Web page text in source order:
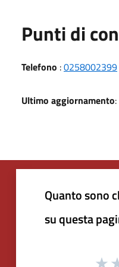
Punti di
Telefono :0258002399
Ultimo aggiornamento
Quanto sono
su questa